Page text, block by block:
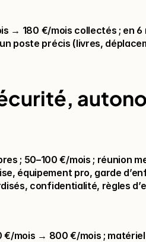
→ 180 €/mois collectés ; en 6
poste précis (livres,
; 50–100 €/mois ; réunion
équipement pro, garde
confidentialité, règles
€/mois → 800 €/mois ;